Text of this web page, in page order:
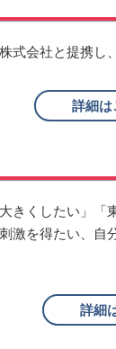
式会社と提携し
詳細は
きくしたい」
激を得たい、
詳細